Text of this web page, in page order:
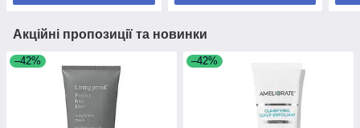
Акційні пропозиції та новинки
–42% –42%